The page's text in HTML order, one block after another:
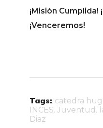
¡Misión Cumplida!
¡Venceremos!
Tags: catedra
INCES,Juventud,
Diaz